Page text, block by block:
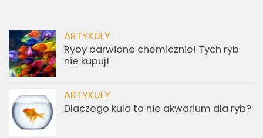
ARTYKUŁY
Ryby barwione chemicznie! Tych ryb
nie kupuj!
ARTYKUŁY
Dlaczego kula to nie akwarium dla ryb?